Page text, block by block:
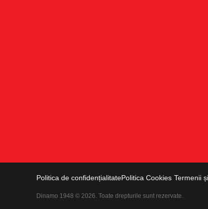
Politica de confidențialitatePolitica Cookies Termenii
Dinamo 1948 © 2026. Toate drepturile sunt rezervate.